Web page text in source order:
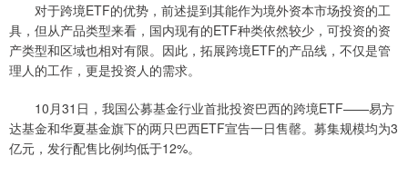
对于跨境ETF的优势，前述提到其能作为境外资本市场投资的工
具，但从产品类型来看，国内现有的ETF种类依然较少，可投资的资
产类型和区域也相对有限。因此，拓展跨境ETF的产品线，不仅是管
理人的工作，更是投资人的需求。
10月31日，我国公募基金行业首批投资巴西的跨境ETF——易方
达基金和华夏基金旗下的两只巴西ETF宣告一日售罄。募集规模均为3
亿元，发行配售比例均低于12%。